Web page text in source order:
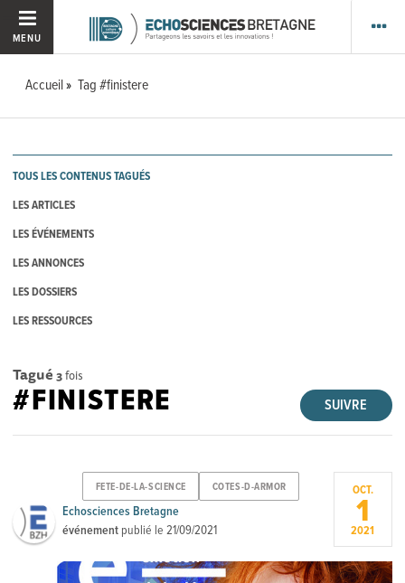
MENU
Accueil Tag #finistere
TOUS LES CONTENUS TAGUÉS
LES ARTICLES
LES ÉVÉNEMENTS
LES ANNONCES
LES DOSSIERS
LES RESSOURCES
Tagué 3fois
SUIVRE
#FINISTERE
FETE-DE-LA-SCIENCE COTES-D-ARMOR
Echosciences Bretagne
événement publié le21/09/2021
OCT.
1
2021